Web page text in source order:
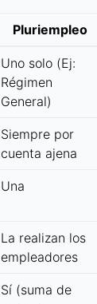
Pluriempleo
Uno solo (Ej:
Régimen
General)
Siempre por
cuenta ajena
Una
La realizan los
empleadores
Sí (suma de